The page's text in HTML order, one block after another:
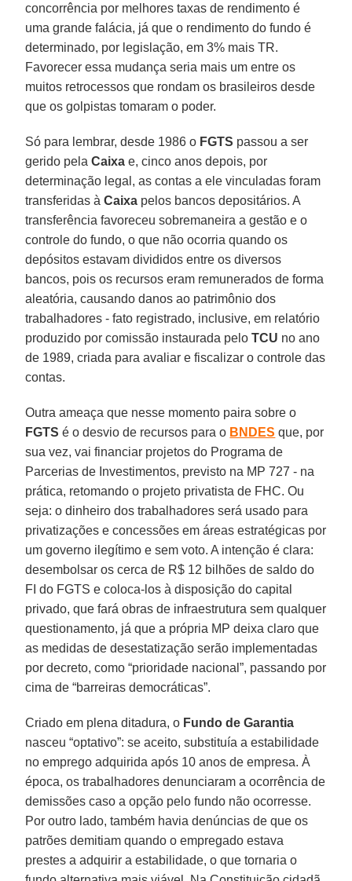
concorrência por melhores taxas de rendimento é
uma grande falácia, já que o rendimento do fundo é
determinado, por legislação, em 3% mais TR.
Favorecer essa mudança seria mais um entre os
muitos retrocessos que rondam os brasileiros desde
que os golpistas tomaram o poder.
Só para lembrar, desde 1986 o FGTS passou a ser
gerido pelaCaixa e, cinco anos depois, por
determinação legal, as contas a ele vinculadas foram
transferidas àCaixa pelos bancos depositários. A
transferência favoreceu sobremaneira a gestão e o
controle do fundo, o que não ocorria quando os
depósitos estavam divididos entre os diversos
bancos, pois os recursos eram remunerados de forma
aleatória, causando danos ao patrimônio dos
trabalhadores - fato registrado, inclusive, em relatório
produzido por comissão instaurada peloTCU no ano
de 1989, criada para avaliar e fiscalizar o controle das
contas.
Outra ameaça que nesse momento paira sobre o
FGTS é o desvio de recursos para o BNDES que, por
sua vez, vai financiar projetos do Programa de
Parcerias de Investimentos, previsto na MP 727 - na
prática, retomando o projeto privatista de FHC. Ou
seja: o dinheiro dos trabalhadores será usado para
privatizações e concessões em áreas estratégicas por
um governo ilegítimo e sem voto. A intenção é clara:
desembolsar os cerca de R$ 12 bilhões de saldo do
FI do FGTS e coloca-los à disposição do capital
privado, que fará obras de infraestrutura sem qualquer
questionamento, já que a própria MP deixa claro que
as medidas de desestatização serão implementadas
por decreto, como “prioridade nacional”, passando por
cima de “barreiras democráticas”.
Criado em plena ditadura, o Fundo de Garantia
nasceu “optativo”: se aceito, substituía a estabilidade
no emprego adquirida após 10 anos de empresa. À
época, os trabalhadores denunciaram a ocorrência de
demissões caso a opção pelo fundo não ocorresse.
Por outro lado, também havia denúncias de que os
patrões demitiam quando o empregado estava
prestes a adquirir a estabilidade, o que tornaria o